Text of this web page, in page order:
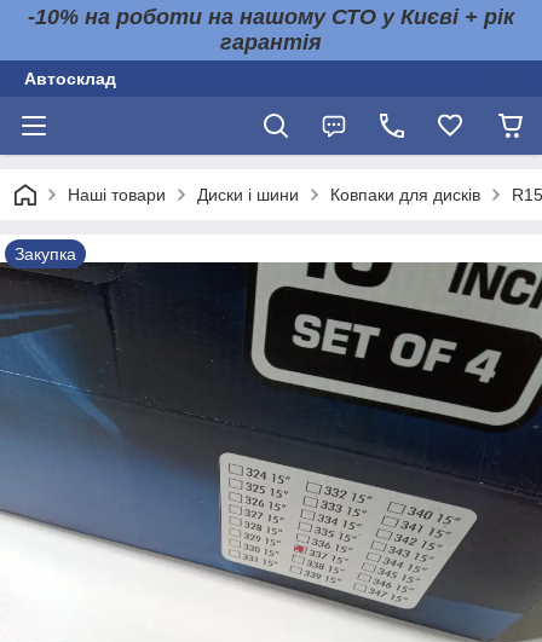
-10% на роботи на нашому СТО у Києві + рік
гарантія
Автосклад
Наші товари Диски і шини Ковпаки для дисків R15
Закупка